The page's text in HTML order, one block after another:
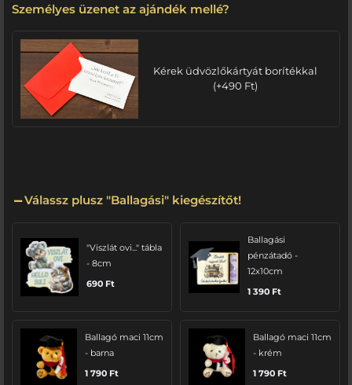
Személyes üzenet az ajándék mellé?
Kérek üdvözlőkártyát borítékkal
(+490 Ft)
Válassz plusz "Ballagási" kiegészítőt!
"Viszlát ovi..." tábla
- 8cm
690 Ft
Ballagási
pénzátadó -
12x10cm
1 390 Ft
Ballagó maci 11cm
- barna
1 790 Ft
Ballagó maci 11cm
- krém
1 790 Ft